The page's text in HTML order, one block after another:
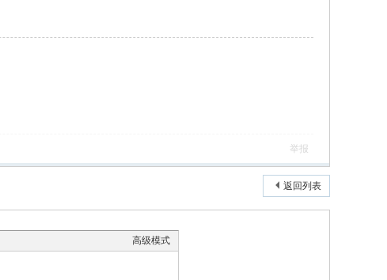
举报
返回列表
高级模式